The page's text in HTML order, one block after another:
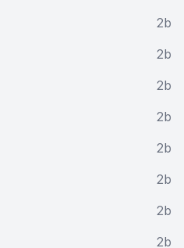
2b
2b
2b
2b
2b
2b
2b
2b